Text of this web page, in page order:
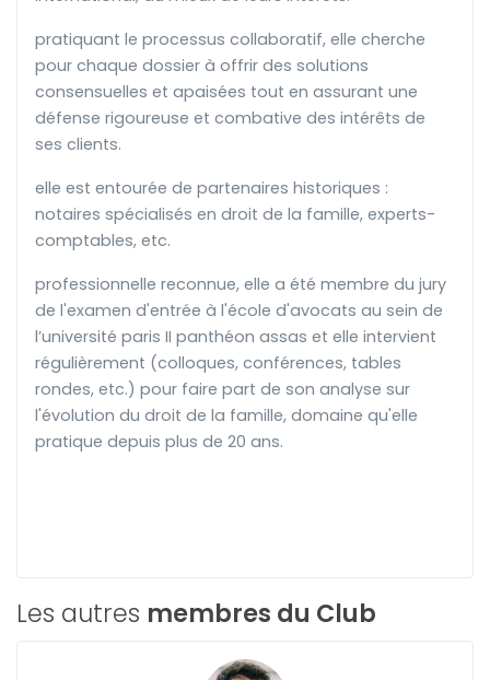
pratiquant le processus collaboratif, elle cherche
pour chaque dossier à offrir des solutions
consensuelles et apaisées tout en assurant une
défense rigoureuse et combative des intérêts de
ses clients.
elle est entourée de partenaires historiques :
notaires spécialisés en droit de la famille, experts-
comptables, etc.
professionnelle reconnue, elle a été membre du jury
de l'examen d'entrée à l'école d'avocats au sein de
l’université paris II panthéon assas et elle intervient
régulièrement (colloques, conférences, tables
rondes, etc.) pour faire part de son analyse sur
l'évolution du droit de la famille, domaine qu'elle
pratique depuis plus de 20 ans.
Les autres membres du Club